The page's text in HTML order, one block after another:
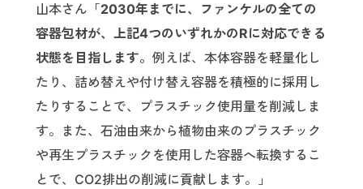
山本さん「2030年までに、ファンケルの全ての
容器包材が、上記4つのいずれかのRに対応できる
状態を目指します。 例えば、本体容器を軽量化し
たり、詰め替えや付け替え容器を積極的に採用し
たりすることで、プラスチック使用量を削減しま
す。また、石油由来から植物由来のプラスチック
や再生プラスチックを使用した容器へ転換するこ
とで、CO2排出の削減に貢献します。」